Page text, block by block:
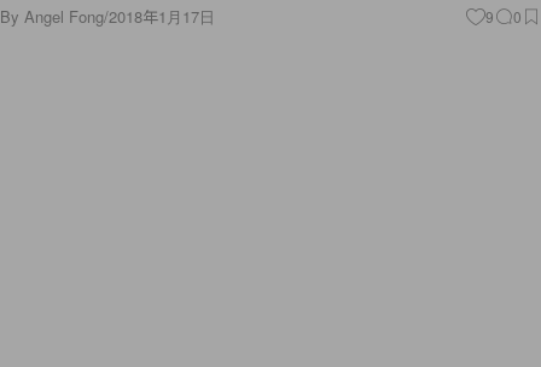
By Angel Fong/2018年1月17日 9 0